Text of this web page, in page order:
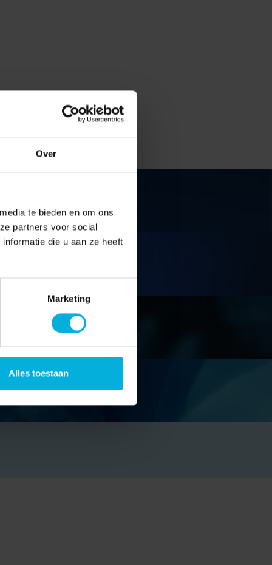
Over
te bieden en om ons
partners voor social
die u aan ze heeft
Marketing
Alles toestaan